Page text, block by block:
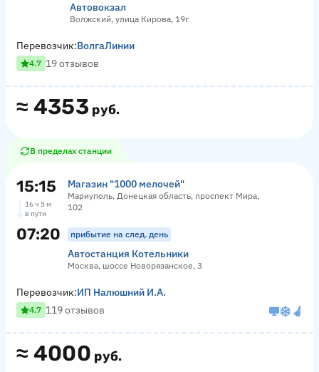
Автовокзал
Волжский, улица Кирова, 19г
≈ 4353 руб.
Перевозчик:ВолгаЛинии
4.7 19 отзывов
В пределах станции
15:15 Магазин "1000 мелочей"
Мариуполь, Донецкая область, проспект Мира,
102
16 ч 5 м
в пути
07:20 прибытие на след. день
Автостанция Котельники
Москва, шоссе Новорязанское, 3
≈ 4000 руб.
Перевозчик:ИП Налюшний И.А.
4.7 119 отзывов